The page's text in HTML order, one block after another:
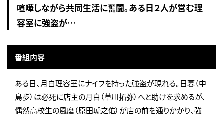
喧嘩しながら共同生活に奮闘。ある日２人が営む理
容室に強盗が…
番組内容
ある日、月白理容室にナイフを持った強盗が現れる。日暮（中
島歩）は必死に店主の月白（草川拓弥）へと助けを求めるが、
偶然高校生の風磨（原田琥之佑）が店の前を通りかかり、強